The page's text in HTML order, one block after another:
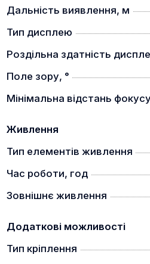
ЕРГОНОМІЧНИЙ ДИЗАЙН
однією рукою.
ВИТРИМУЄ ВЕЛИКУ
Дальність виявлення, м
Тип дисплею
Роздільна здатність
Поле зору, °
Мінімальна відстань
Живлення
Тип елементів живлення
Час роботи, год
Зовнішнє живлення
Додаткові можливості
Тип кріплення